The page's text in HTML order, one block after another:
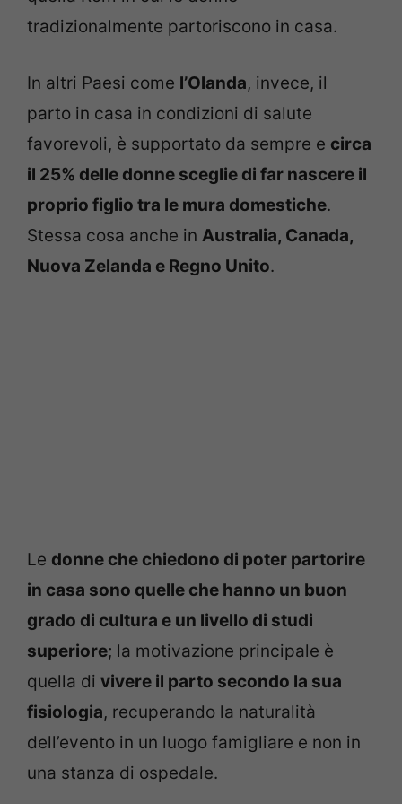
tradizionalmente partoriscono in casa.
In altri Paesi come l’Olanda, invece, il
parto in casa in condizioni di salute
favorevoli, è supportato da sempre e circa
il 25% delle donne sceglie di far nascere il
proprio figlio tra le mura domestiche.
Stessa cosa anche in Australia, Canada,
Nuova Zelanda e Regno Unito.
Le donne che chiedono di poter partorire
in casa sono quelle che hanno un buon
grado di cultura e un livello di studi
superiore; la motivazione principale è
quella di vivere il parto secondo la sua
fisiologia, recuperando la naturalità
dell’evento in un luogo famigliare e non in
una stanza di ospedale.